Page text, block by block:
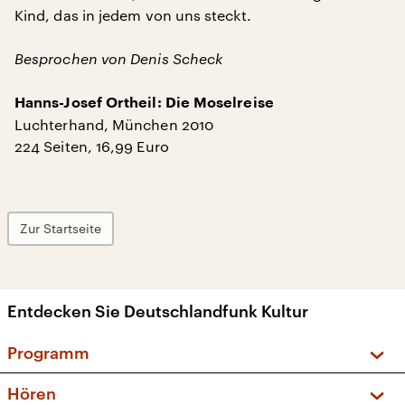
Kind, das in jedem von uns steckt.
Besprochen von Denis Scheck
Hanns-Josef Ortheil: Die Moselreise
Luchterhand, München 2010
224 Seiten, 16,99 Euro
Zur Startseite
Entdecken Sie Deutschlandfunk Kultur
Programm
Hören